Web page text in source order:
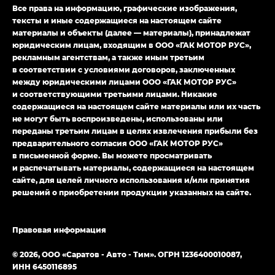
LOUNGE
Empow — Эмпау (Empow) в комплектации
Джи Эс — GS, Джи Эль с элементы экстерьера
в спортивном стиле — GL(S-Style)
Все права на информацию, графические изображения,
тексты и иные содержащиеся на настоящем сайте
материалы и объекты (далее — материалы), принадлежат
юридическим лицам, входящим в ООО «ГАК МОТОР РУС»,
рекламным агентствам, а также иным третьим
в соответствии с условиями договоров, заключенных
между юридическими лицами ООО «ГАК МОТОР РУС»
и соответствующими третьими лицами. Никакие
содержащиеся на настоящем сайте материалы или их часть
не могут быть воспроизведены, использованы или
переданы третьим лицам в целях извлечения прибыли без
предварительного согласия ООО «ГАК МОТОР РУС»
в письменной форме. Вы можете просматривать
и распечатывать материалы, содержащиеся на настоящем
сайте, для целей личного использования и/или принятия
решений о приобретении продукции указанных на сайте.
© 2026, ООО «Саратов - Авто - Тим». ОГРН 1236400010087,
ИНН 6450116895
Правовая информация